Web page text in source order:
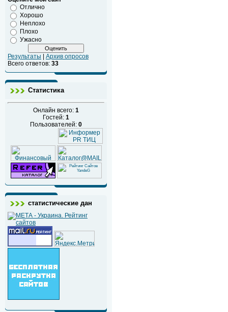
Отлично
Хорошо
Неплохо
Плохо
Ужасно
Результаты
Архив опросов
Всего ответов: 33
Статистика
Онлайн всего: 1
Гостей: 1
Пользователей: 0
статистические дан